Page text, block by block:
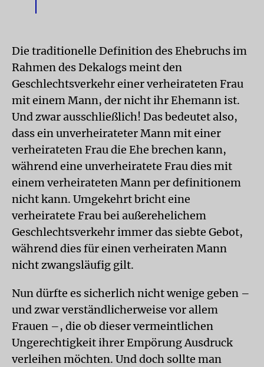
Die traditionelle Definition des Ehebruchs im
Rahmen des Dekalogs meint den
Geschlechtsverkehr einer verheirateten Frau
mit einem Mann, der nicht ihr Ehemann ist.
Und zwar ausschließlich! Das bedeutet also,
dass ein unverheirateter Mann mit einer
verheirateten Frau die Ehe brechen kann,
während eine unverheiratete Frau dies mit
einem verheirateten Mann per definitionem
nicht kann. Umgekehrt bricht eine
verheiratete Frau bei außerehelichem
Geschlechtsverkehr immer das siebte Gebot,
während dies für einen verheiraten Mann
nicht zwangsläufig gilt.
Nun dürfte es sicherlich nicht wenige geben –
und zwar verständlicherweise vor allem
Frauen –, die ob dieser vermeintlichen
Ungerechtigkeit ihrer Empörung Ausdruck
verleihen möchten. Und doch sollte man